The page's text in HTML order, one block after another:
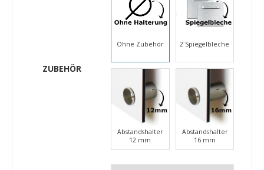
ZUBEHÖR
Ohne Zubehör 2 Spiegelbleche
Abstandshalter
12 mm
Abstandshalter
16 mm